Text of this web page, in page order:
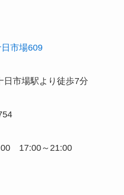
市場609
日市場駅より徒歩7分
17:00～21:00